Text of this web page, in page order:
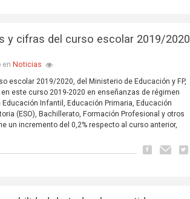
y cifras del curso escolar 2019/2020
en Noticias
escolar 2019/2020, del Ministerio de Educación y FP,
este curso 2019-2020 en enseñanzas de régimen
Infantil, Educación Primaria, Educación
(ESO), Bachillerato, Formación Profesional y otros
un incremento del 0,2% respecto al curso anterior,